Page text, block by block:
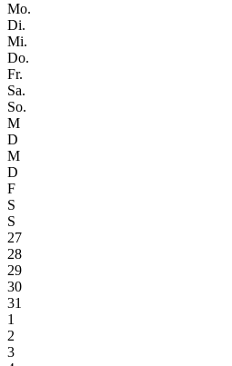
Mo.
Di.
Mi.
Do.
Fr.
Sa.
So.
M
D
M
D
F
S
S
27
28
29
30
31
1
2
3